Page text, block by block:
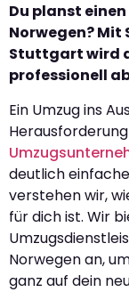
Du planst
Norwegen? Mit
Stuttgart wird
professionell
Ein Umzug ins
deutlich
verstehen wir,
für dich ist. Wir
Norwegen an,
ganz auf dein